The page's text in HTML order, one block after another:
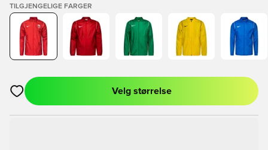
TILGJENGELIGE FARGER
Åpner en Modal for å logge inn eller registrere deg som
Velg størrelse